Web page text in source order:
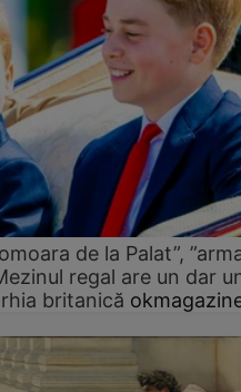
de la Palat”,
regal are un dar
britanică